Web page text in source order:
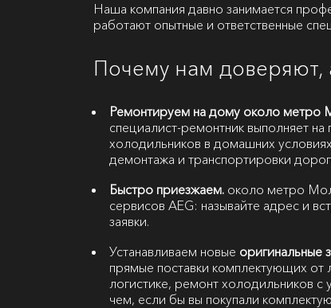
Наша компания давно занимается
работают опытные и ответственные
Почему нам доверяют,
Ремонтируем на дому около метро
специалист-ремонтник выполняет на
холодильников в домашних
демонтажа и транспортировки
Быстро приезжаем. около метро
сервисов AEG: называйте адрес и
заявки.
Устанавливаем новые оригинальные
прямые поставки комплектующих
логистике, ремонт холодильников
чем, если бы вы покупали